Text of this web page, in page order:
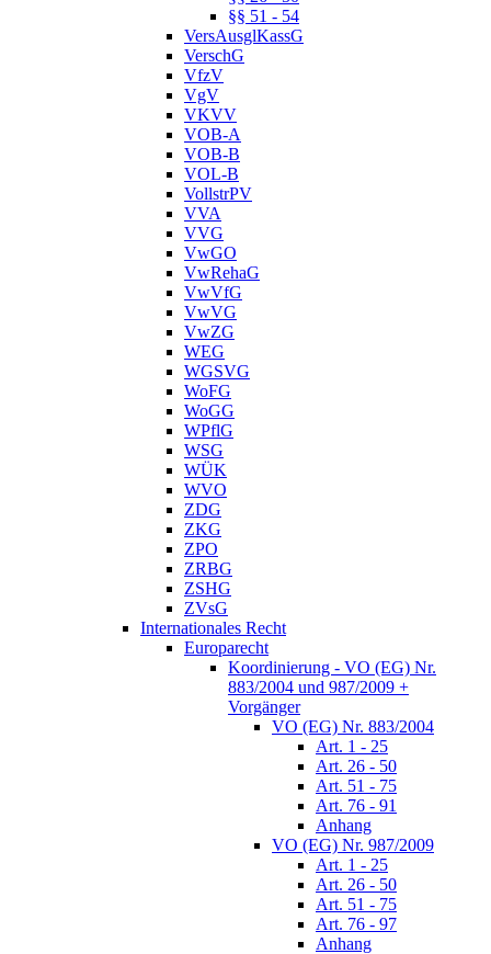
§§ 51 - 54
VersAusglKassG
VerschG
VfzV
VgV
VKVV
VOB-A
VOB-B
VOL-B
VollstrPV
VVA
VVG
VwGO
VwRehaG
VwVfG
VwVG
VwZG
WEG
WGSVG
WoFG
WoGG
WPflG
WSG
WÜK
WVO
ZDG
ZKG
ZPO
ZRBG
ZSHG
ZVsG
Internationales Recht
Europarecht
Koordinierung - VO (EG) Nr.
883/2004 und 987/2009 +
Vorgänger
VO (EG) Nr. 883/2004
Art. 1 - 25
Art. 26 - 50
Art. 51 - 75
Art. 76 - 91
Anhang
VO (EG) Nr. 987/2009
Art. 1 - 25
Art. 26 - 50
Art. 51 - 75
Art. 76 - 97
Anhang